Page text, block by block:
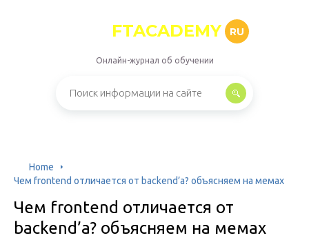
FTACADEMY RU
Онлайн-журнал об обучении
Home
Чем frontend отличается от backend’а? объясняем на мемах
Чем frontend отличается от
backend’а? объясняем на мемах